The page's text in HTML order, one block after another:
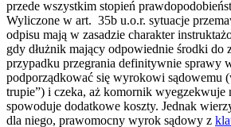
przede wszystkim stopień
Wyliczone w art. 35b u.o.r. sytuacje
odpisu mają w zasadzie charakter
gdy dłużnik mający odpowiednie środki do
przypadku przegrania definitywnie sprawy
podporządkować się wyrokowi sądowemu
trupie”) i czeka, aż komornik wyegzekwuje
spowoduje dodatkowe koszty. Jednak
dla niego, prawomocny wyrok sądowy z